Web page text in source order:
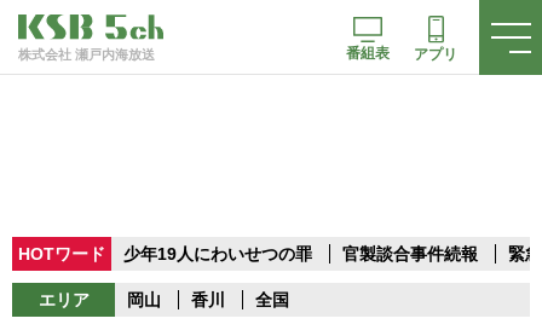
株式会社 瀬戸内海放送 番組表 アプリ
HOTワード 少年19人にわいせつの罪 官製談合事件続報 緊
エリア 岡山 香川 全国